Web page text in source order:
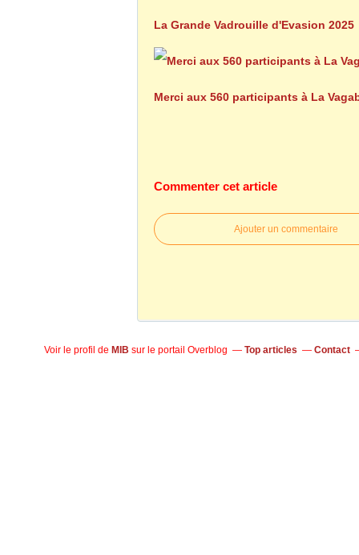
La Grande Vadrouille d'Evasion 2025
Merci aux 560 participants à La
Commenter cet article
Ajouter un commentaire
Voir le profil de MIB sur le portail Overblog Top articles Contact